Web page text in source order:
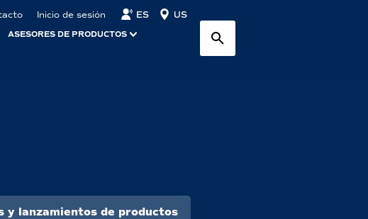
Inicio de sesión ES US
ASESORES DE PRODUCTOS
y lanzamientos de productos